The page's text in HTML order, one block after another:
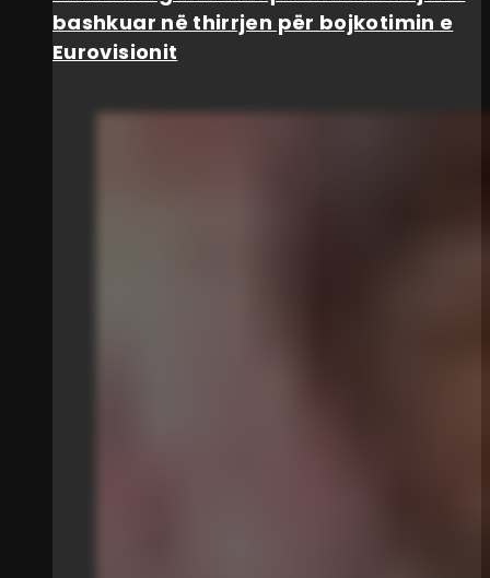
bashkuar në thirrjen për bojkotimin e
Eurovisionit